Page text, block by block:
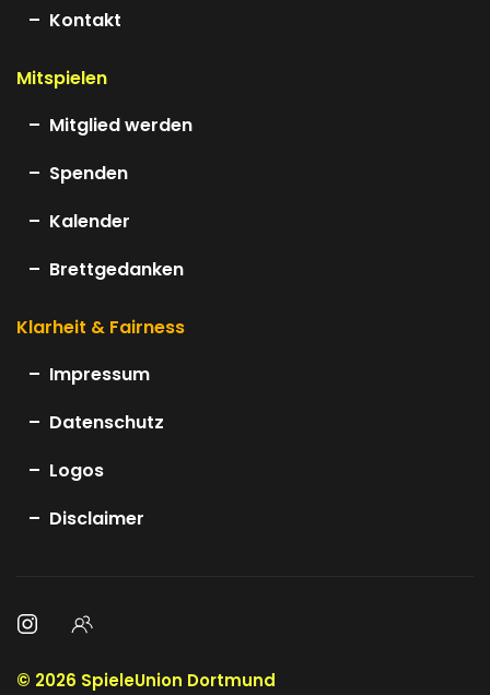
Kontakt
Mitspielen
Mitglied werden
Spenden
Kalender
Brettgedanken
Klarheit & Fairness
Impressum
Datenschutz
Logos
Disclaimer
© 2026 SpieleUnion Dortmund